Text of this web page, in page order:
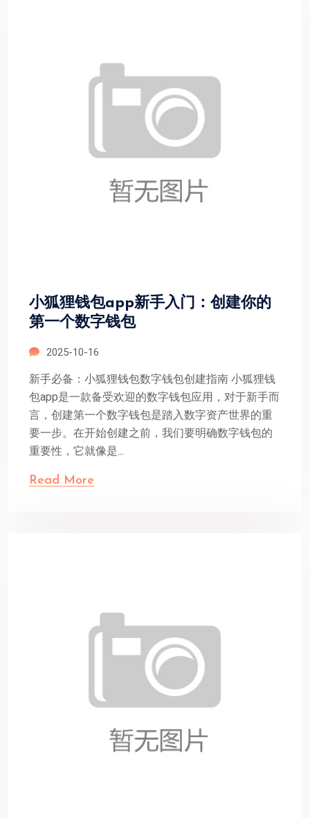
小狐狸钱包app新手入门：创建你的
第一个数字钱包
2025-10-16
新手必备：小狐狸钱包数字钱包创建指南 小狐狸钱
包app是一款备受欢迎的数字钱包应用，对于新手而
言，创建第一个数字钱包是踏入数字资产世界的重
要一步。在开始创建之前，我们要明确数字钱包的
重要性，它就像是...
Read More